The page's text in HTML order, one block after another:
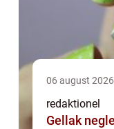
06 august 2026
redaktionel
Gellak